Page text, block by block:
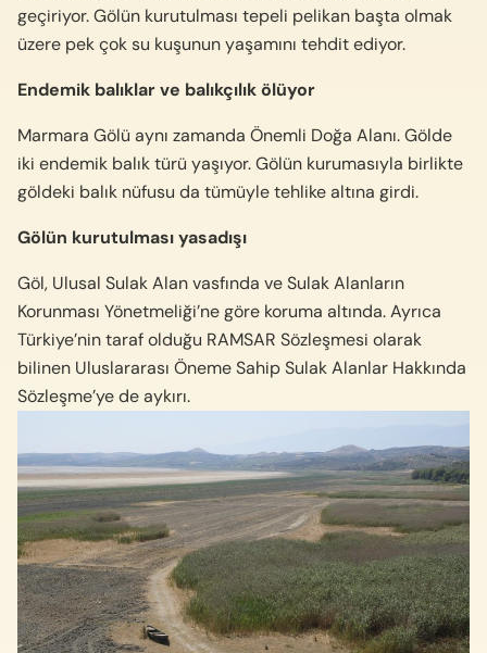
geçiriyor. Gölün kurutulması tepeli pelikan başta olmak
üzere pek çok su kuşunun yaşamını tehdit ediyor.
Endemik balıklar ve balıkçılık ölüyor
Marmara Gölü aynı zamanda Önemli Doğa Alanı. Gölde
iki endemik balık türü yaşıyor. Gölün kurumasıyla birlikte
göldeki balık nüfusu da tümüyle tehlike altına girdi.
Gölün kurutulması yasadışı
Göl, Ulusal Sulak Alan vasfında ve Sulak Alanların
Korunması Yönetmeliği’ne göre koruma altında. Ayrıca
Türkiye’nin taraf olduğu RAMSAR Sözleşmesi olarak
bilinen Uluslararası Öneme Sahip Sulak Alanlar Hakkında
Sözleşme’ye de aykırı.